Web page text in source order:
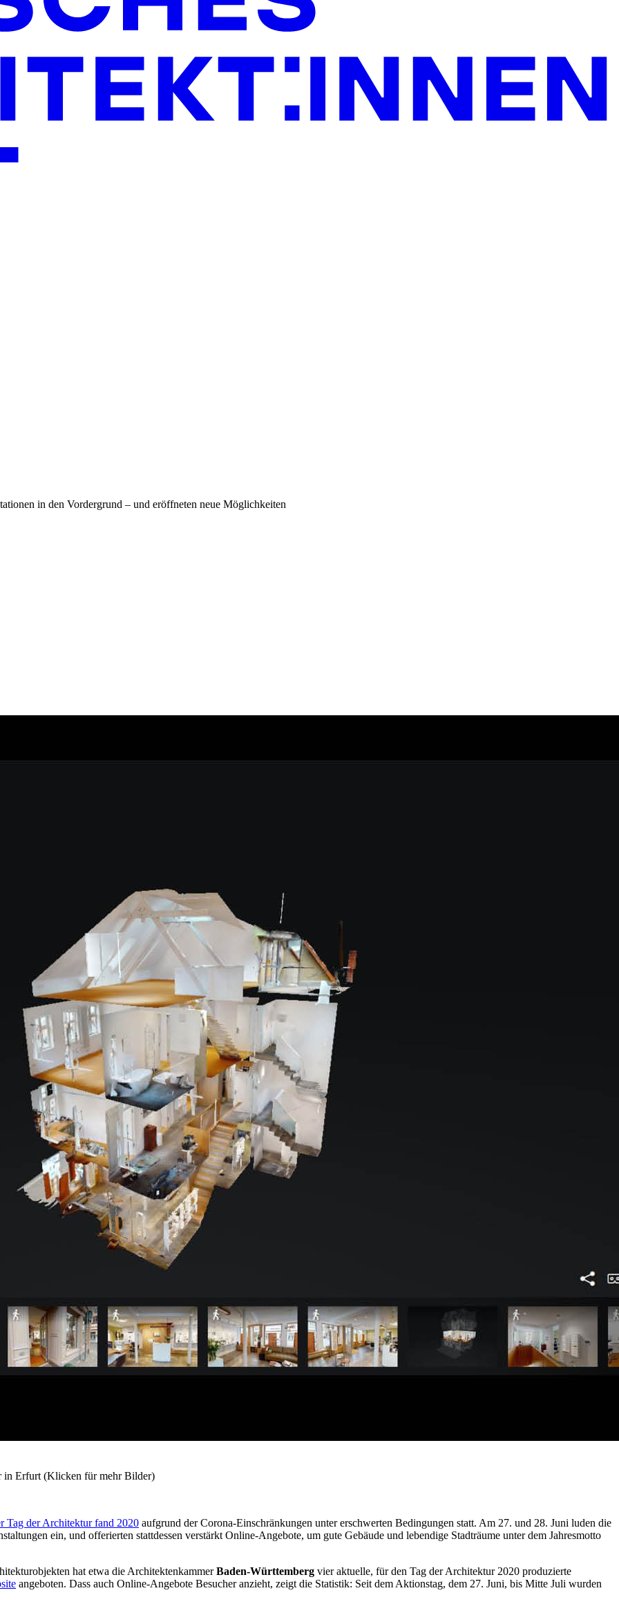
in den Vordergrund – und eröffneten neue Möglichkeiten
in Erfurt (Klicken für mehr Bilder)
Tag der Architektur fand 2020 aufgrund der Corona-Einschränkungen unter erschwerten Bedingungen statt. Am 27. und 28. Juni luden die
ein, und offerierten stattdessen verstärkt Online-Angebote, um gute Gebäude und lebendige Stadträume unter dem Jahresmotto
hat etwa die ArchitektenkammerBaden-Württemberg vier aktuelle, für den Tag der Architektur 2020 produzierte
angeboten. Dass auch Online-Angebote Besucher anzieht, zeigt die Statistik: Seit dem Aktionstag, dem 27. Juni, bis Mitte Juli wurden